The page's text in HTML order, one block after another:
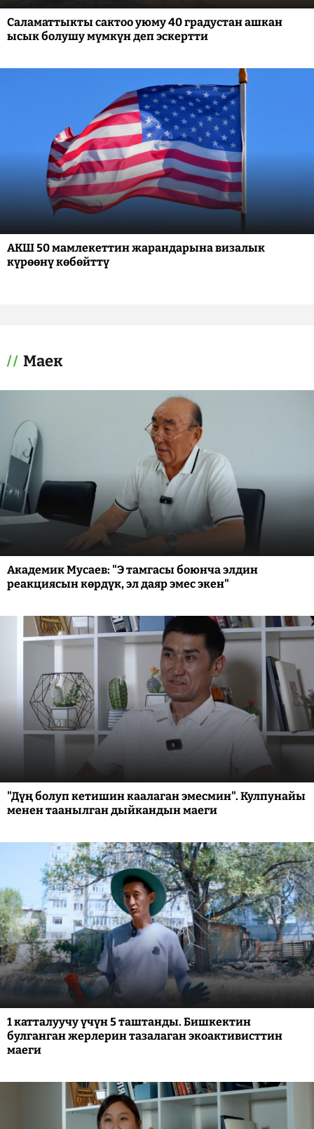
Саламаттыкты сактоо уюму 40 градустан ашкан
ысык болушу мүмкүн деп эскертти
АКШ 50 мамлекеттин жарандарына визалык
күрөөнү көбөйттү
Маек
Академик Мусаев: "Э тамгасы боюнча элдин
реакциясын көрдүк, эл даяр эмес экен"
"Дүң болуп кетишин каалаган эмесмин". Кулпунайы
менен таанылган дыйкандын маеги
1 катталуучу үчүн 5 таштанды. Бишкектин
булганган жерлерин тазалаган экоактивисттин
маеги